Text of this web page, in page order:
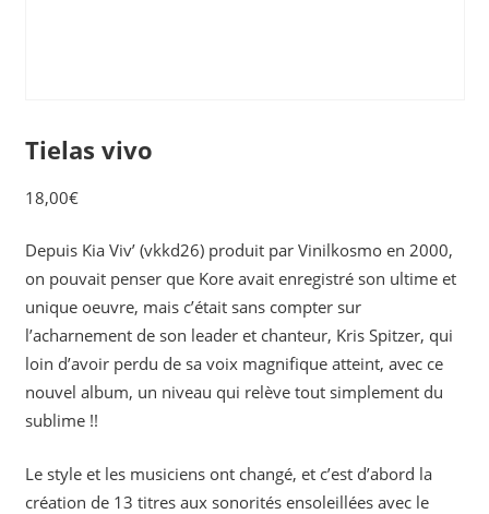
Tielas vivo
18,00€
Depuis Kia Viv’ (vkkd26) produit par Vinilkosmo en 2000,
on pouvait penser que Kore avait enregistré son ultime et
unique oeuvre, mais c’était sans compter sur
l’acharnement de son leader et chanteur, Kris Spitzer, qui
loin d’avoir perdu de sa voix magnifique atteint, avec ce
nouvel album, un niveau qui relève tout simplement du
sublime !!
Le style et les musiciens ont changé, et c’est d’abord la
création de 13 titres aux sonorités ensoleillées avec le